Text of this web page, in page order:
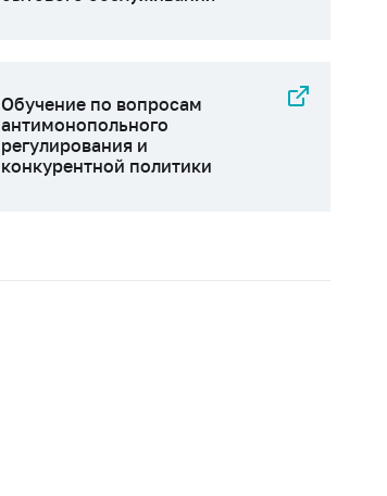
Обучение по вопросам
антимонопольного
регулирования и
конкурентной политики